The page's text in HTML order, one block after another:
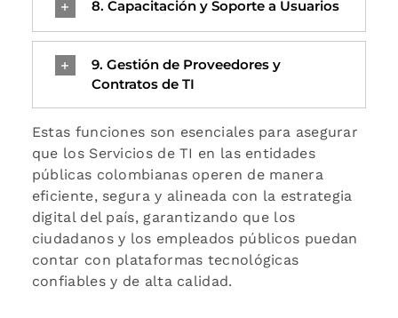
8. Capacitación y Soporte a Usuarios
9. Gestión de Proveedores y
Contratos de TI
Estas funciones son esenciales para asegurar
que los Servicios de TI en las entidades
públicas colombianas operen de manera
eficiente, segura y alineada con la estrategia
digital del país, garantizando que los
ciudadanos y los empleados públicos puedan
contar con plataformas tecnológicas
confiables y de alta calidad.